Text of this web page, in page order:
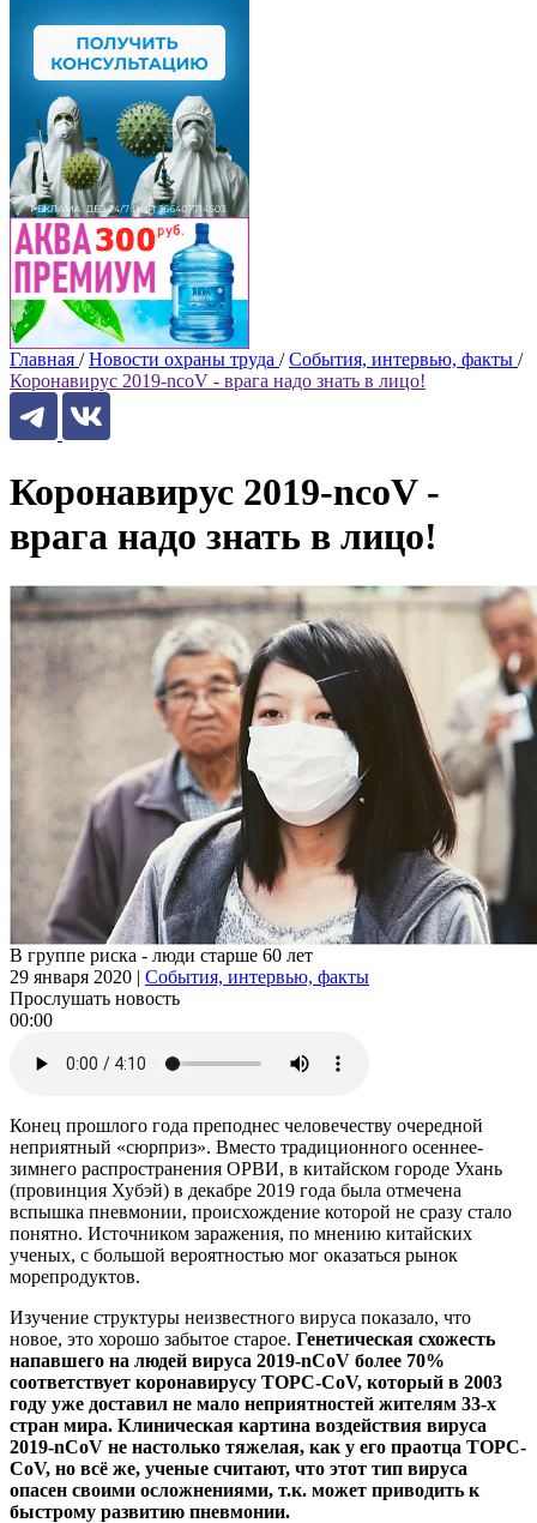
Главная / Новости охраны труда / События, интервью, факты /
Коронавирус 2019-ncoV - врага надо знать в лицо!
Коронавирус 2019-ncoV -
врага надо знать в лицо!
В группе риска - люди старше 60 лет
29 января 2020 | События, интервью, факты
Прослушать новость
00:00
Конец прошлого года преподнес человечеству очередной
неприятный «сюрприз». Вместо традиционного осеннее-
зимнего распространения ОРВИ, в китайском городе Ухань
(провинция Хубэй) в декабре 2019 года была отмечена
вспышка пневмонии, происхождение которой не сразу стало
понятно. Источником заражения, по мнению китайских
ученых, с большой вероятностью мог оказаться рынок
морепродуктов.
Изучение структуры неизвестного вируса показало, что
новое, это хорошо забытое старое. Генетическая схожесть
напавшего на людей вируса 2019-nСoV более 70%
соответствует коронавирусу ТОРС-CоV, который в 2003
году уже доставил не мало неприятностей жителям 33-х
стран мира. Клиническая картина воздействия вируса
2019-nСoV не настолько тяжелая, как у его праотца ТОРС-
CоV, но всё же, ученые считают, что этот тип вируса
опасен своими осложнениями, т.к. может приводить к
быстрому развитию пневмонии.